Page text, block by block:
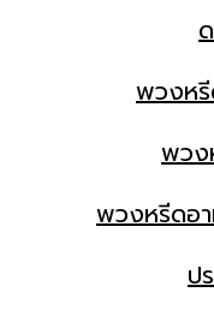
พวงหรี
พวง
พวงหรีดอ
ป